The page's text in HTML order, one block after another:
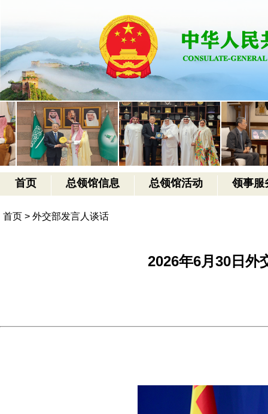
首页 总领馆信息 总领馆活动 领事服
首页 > 外交部发言人谈话
2026年6月30日外